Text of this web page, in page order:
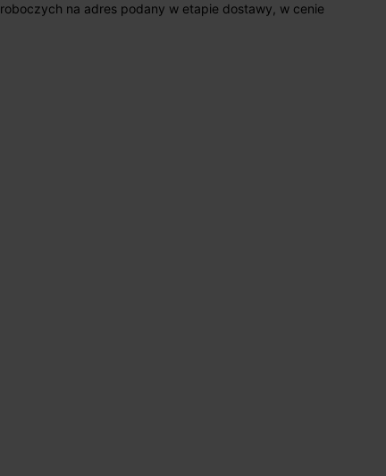
roboczych na adres podany w etapie dostawy, w cenie